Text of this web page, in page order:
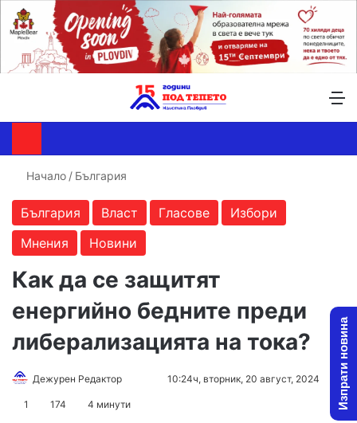
Начало / България
България Власт Гласове
Избори
Мнения
Новини
Как да се защитят
енергийно бедните преди
либерализацията на тока?
Дежурен Редактор
Send10:24ч, вторник, 20 август, 2024
1 174 4 минути Изпрати новина